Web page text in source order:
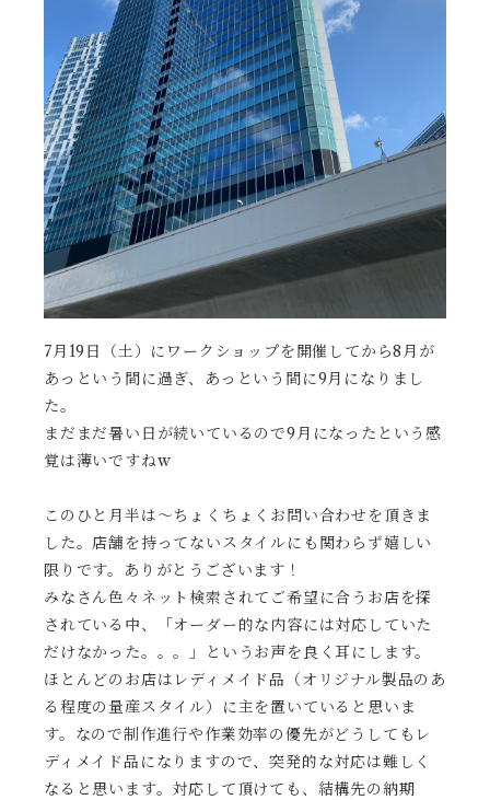
7月19日（土）にワークショップを開催してから8月が
あっという間に過ぎ、あっという間に9月になりまし
た。
まだまだ暑い日が続いているので9月になったという感
覚は薄いですねw
このひと月半は〜ちょくちょくお問い合わせを頂きま
した。店舗を持ってないスタイルにも関わらず嬉しい
限りです。ありがとうございます！
みなさん色々ネット検索されてご希望に合うお店を探
されている中、「オーダー的な内容には対応していた
だけなかった。。。」というお声を良く耳にします。
ほとんどのお店はレディメイド品（オリジナル製品のあ
る程度の量産スタイル）に主を置いていると思いま
す。なので制作進行や作業効率の優先がどうしてもレ
ディメイド品になりますので、突発的な対応は難しく
なると思います。対応して頂けても、結構先の納期